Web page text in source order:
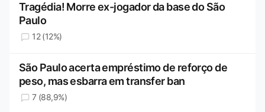
Tragédia! Morre ex-jogador da base do São
Paulo
12 (12%)
São Paulo acerta empréstimo de reforço de
peso, mas esbarra em transfer ban
7 (88,9%)